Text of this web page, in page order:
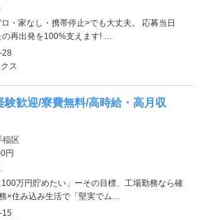
ロ・家なし・携帯停止>でも大丈夫。 応募当日
再出発を100%支えます! …
28
ス
験歓迎/寮費無料/高時給・高月収
稲区
円
100万円貯めたい」ーその目標、工場勤務なら確
×住み込み生活で「堅実でム…
15